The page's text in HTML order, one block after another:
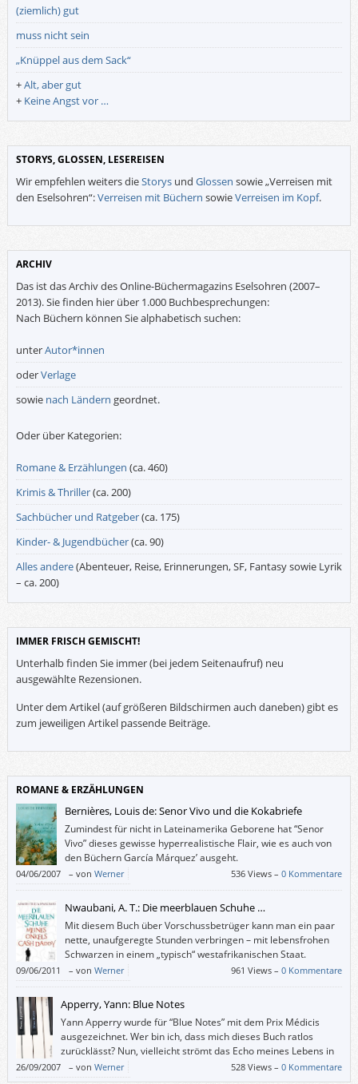
(ziemlich) gut
muss nicht sein
„Knüppel aus dem Sack“
+Alt, aber gut
+ Keine Angst vor …
STORYS, GLOSSEN, LESEREISEN
Wir empfehlen weiters dieStorysund Glossen sowie „Verreisen mit
den Eselsohren“:Verreisen mit Büchern sowieVerreisen im Kopf.
ARCHIV
Das ist das Archiv des Online-Büchermagazins Eselsohren (2007–
2013). Sie finden hier über 1.000 Buchbesprechungen:
Nach Büchern können Sie alphabetisch suchen:
unterAutor*innen
oderVerlage
sowie nach Ländern geordnet.
Oder über Kategorien:
Romane & Erzählungen (ca. 460)
Krimis & Thriller(ca. 200)
Sachbücher und Ratgeber(ca. 175)
Kinder- & Jugendbücher(ca. 90)
Alles andere(Abenteuer, Reise, Erinnerungen, SF, Fantasy sowie Lyrik
– ca. 200)
IMMER FRISCH GEMISCHT!
Unterhalb finden Sie immer (bei jedem Seitenaufruf) neu
ausgewählte Rezensionen.
Unter dem Artikel (auf größeren Bildschirmen auch daneben) gibt es
zum jeweiligen Artikel passende Beiträge.
ROMANE & ERZÄHLUNGEN
Bernières, Louis de: Senor Vivo und die Kokabriefe
Zumindest für nicht in Lateinamerika Geborene hat “Senor
Vivo” dieses gewisse hyperrealistische Flair, wie es auch von
den Büchern García Márquez’ ausgeht.
04/06/2007 – von Werner 536 Views –0 Kommentare
Nwaubani, A. T.: Die meerblauen Schuhe …
Mit diesem Buch über Vorschussbetrüger kann man ein paar
nette, unaufgeregte Stunden verbringen – mit lebensfrohen
Schwarzen in einem „typisch“ westafrikanischen Staat.
09/06/2011 – von Werner 961 Views –0 Kommentare
Apperry, Yann: Blue Notes
Yann Apperry wurde für “Blue Notes” mit dem Prix Médicis
ausgezeichnet. Wer bin ich, dass mich dieses Buch ratlos
zurücklässt? Nun, vielleicht strömt das Echo meines Lebens in
diese Kritik, die recht harmlos ausfällt angesichts dessen, was
da so alles passieren kann …
26/09/2007 – von Werner 528 Views –0 Kommentare